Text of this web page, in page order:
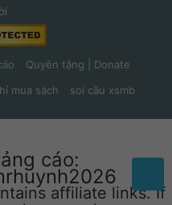
Quyên tặng | Donate
mua sách soi cầu xsmb
cáo:
affiliate links. If